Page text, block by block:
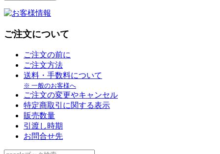
ご注文について
ご注文の前に
ご注文方法
送料・手数料について
※ 一般のお客様へ
ご注文の変更やキャンセル
特定商取引に関する表示
販売数量
引渡し時期
お問合せ先